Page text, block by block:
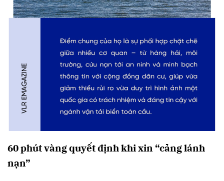
60 phút vàng quyết định khi xin “cảng lánh
nạn”